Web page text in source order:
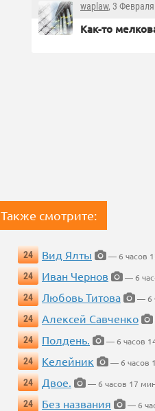
waplaw, 3
Как-то
Также смотрите:
24 Вид Ялты
— 6 часов
24
Иван Чернов
— 6
24
Любовь Титова
— 6
24
Алексей Савченко
24
Полдень.
— 6 часов
24
Келейник
— 6 часов
24
Двое.
— 6 часов 17
24
Без названия
— 6